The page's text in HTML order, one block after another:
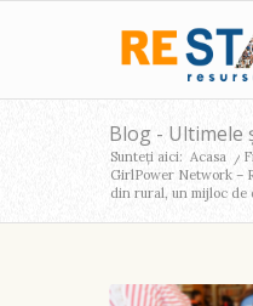
Blog - Ultimele
Sunteți aici: Acasa /
GirlPower Network –
din rural, un mijloc de